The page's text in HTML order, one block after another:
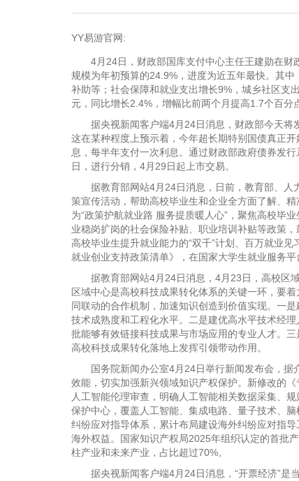
YY易游官网:
4月24日，财政部国库支付中心主任王建勋在财
规模为年初预算的24.9%，进度为近五年最快。其
补助等；社会保障和就业支出增长9%，城乡社区支
元，同比增长2.4%，增幅比前两个月提高1.7个百分
据央视新闻客户端4月24日消息，财政部今天将
这在某种程度上预示着，今年超长期特别国债真正
息，每半年支付一次利息。通过财政部政府债券发
日，进行分销，4月29日起上市交易。
据教育部网站4月24日消息，日前，教育部、人
策宣传活动，帮助高校毕业生和企业全方面了解、
为“政策护航就业路 服务提质暖人心”，聚焦高校毕
业稳岗扩岗的社会保险补贴、职业培训补贴等政策
高校毕业生提升就业能力的“双千”计划、百万就业
就业创业支持政策清单》，在国家大学生就业服务
据教育部网站4月24日消息，4月23日，高校区域
区域中心是高校科技成果转化体系的关键一环，要
同联动的合作机制，加速知识创造到价值实现。一
技术成熟度和工程化水平。二是建优高水平技术经
批能够有效链接科技成果与市场应用的专业人才。
高校科技成果转化落地上发挥引领带动作用。
国务院新闻办公室4月24日举行新闻发布会，据
效能，切实加强新兴领域知识产权保护。新修改的
人工智能伦理审查，明确人工智能相关数据采集、
保护中心，覆盖人工智能、集成电路、量子技术、
纠纷应对指导体系，累计布局建设海外纠纷应对指
海外权益。国家知识产权局2025年组织认定的首批
柱产业和未来产业，占比超过70%。
据央视新闻客户端4月24日消息，“开票经济”是当